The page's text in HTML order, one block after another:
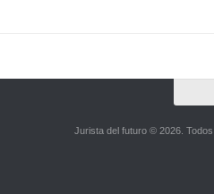
Jurista del futuro © 2026.